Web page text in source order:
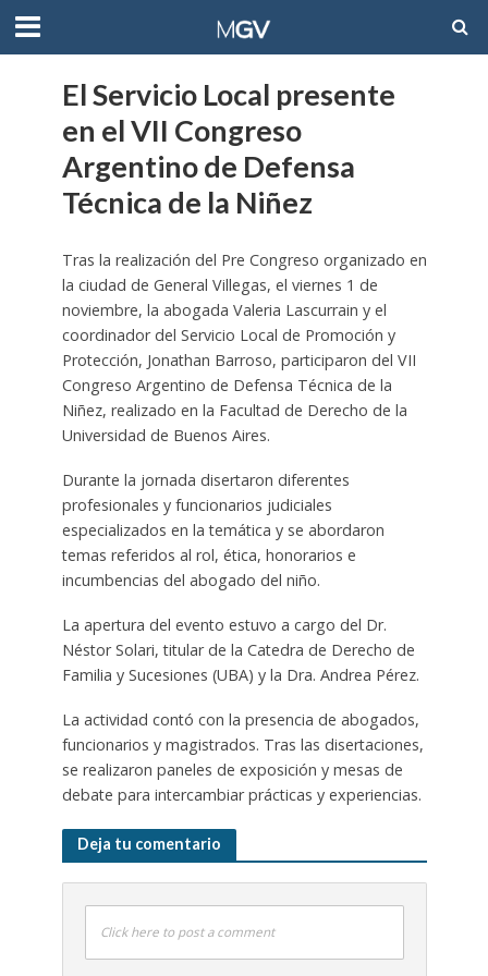
El Servicio Local presente
en el VII Congreso
Argentino de Defensa
Técnica de la Niñez
Tras la realización del Pre Congreso organizado en
la ciudad de General Villegas, el viernes 1 de
noviembre, la abogada Valeria Lascurrain y el
coordinador del Servicio Local de Promoción y
Protección, Jonathan Barroso, participaron del VII
Congreso Argentino de Defensa Técnica de la
Niñez, realizado en la Facultad de Derecho de la
Universidad de Buenos Aires.
Durante la jornada disertaron diferentes
profesionales y funcionarios judiciales
especializados en la temática y se abordaron
temas referidos al rol, ética, honorarios e
incumbencias del abogado del niño.
La apertura del evento estuvo a cargo del Dr.
Néstor Solari, titular de la Catedra de Derecho de
Familia y Sucesiones (UBA) y la Dra. Andrea Pérez.
La actividad contó con la presencia de abogados,
funcionarios y magistrados. Tras las disertaciones,
se realizaron paneles de exposición y mesas de
debate para intercambiar prácticas y experiencias.
Deja tu comentario
Click here to post a comment